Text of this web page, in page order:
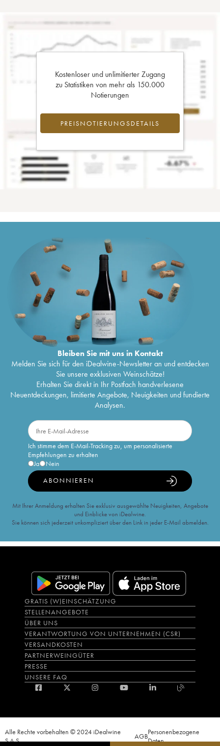
Kostenloser und unlimitierter Zugang
zu Statistiken von mehr als 150.000
Notierungen
PREISNOTIERUNGSDETAILS
Bleiben Sie mit uns in Kontakt
Melden Sie sich für den iDealwine-Newsletter an und entdecken
Sie unsere exklusiven Weinschätze!
Erhalten Sie direkt in Ihr Postfach handverlesene
Neuentdeckungen, limitierte Angebote, Neuigkeiten und fundierte
Analysen.
Ich stimme dem E-Mail-Tracking zu, um personalisierte
Empfehlungen zu erhalten
Ja
Nein
ABONNIEREN
Mit Ihrer Anmeldung erhalten Sie exklusiv ausgewählte Neuigkeiten, Angebote
und Einblicke von iDealwine.
Sie können sich jederzeit unkompliziert über den Link in jeder E-Mail abmelden.
GRATIS (W)EINSCHÄTZUNG
STELLENANGEBOTE
ÜBER UNS
VERANTWORTUNG VON UNTERNEHMEN (CSR)
VERSANDKOSTEN
PARTNERWEINGÜTER
PRESSE
UNSERE FAQ
Alle Rechte vorbehalten © 2024 iDealwine
S.A.S.
AGBPersonenbezogene
Daten